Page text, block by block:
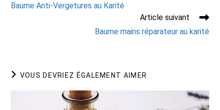
articles
Baume Anti-Vergetures au Karité
Article suivant
Baume mains réparateur au karité
VOUS DEVRIEZ ÉGALEMENT AIMER